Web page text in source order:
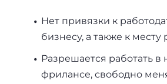
Нет привязки к
бизнесу, а также к месту
Разрешается работать в
фрилансе, свободно